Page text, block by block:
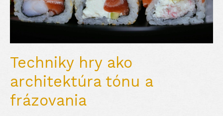
Techniky hry ako
architektúra tónu a
frázovania